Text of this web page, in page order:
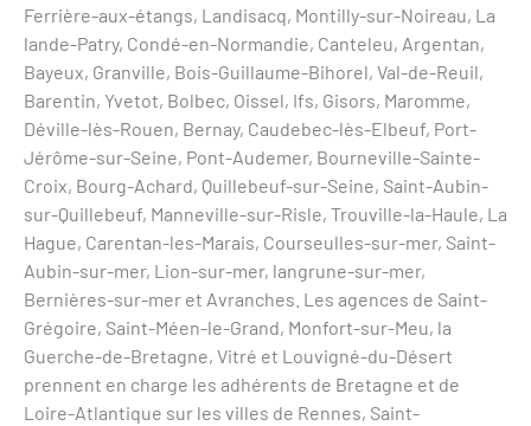
Ferrière-aux-étangs, Landisacq, Montilly-sur-Noireau, La
lande-Patry, Condé-en-Normandie, Canteleu, Argentan,
Bayeux, Granville, Bois-Guillaume-Bihorel, Val-de-Reuil,
Barentin, Yvetot, Bolbec, Oissel, Ifs, Gisors, Maromme,
Déville-lès-Rouen, Bernay, Caudebec-lès-Elbeuf, Port-
Jérôme-sur-Seine, Pont-Audemer, Bourneville-Sainte-
Croix, Bourg-Achard, Quillebeuf-sur-Seine, Saint-Aubin-
sur-Quillebeuf, Manneville-sur-Risle, Trouville-la-Haule, La
Hague, Carentan-les-Marais, Courseulles-sur-mer, Saint-
Aubin-sur-mer, Lion-sur-mer, langrune-sur-mer,
Bernières-sur-mer et Avranches. Les agences de Saint-
Grégoire, Saint-Méen-le-Grand, Monfort-sur-Meu, la
Guerche-de-Bretagne, Vitré et Louvigné-du-Désert
prennent en charge les adhérents de Bretagne et de
Loire-Atlantique sur les villes de Rennes, Saint-